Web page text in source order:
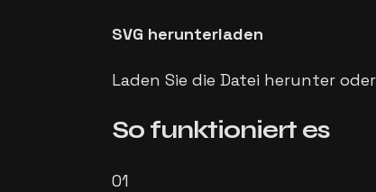
SVG herunterladen
Laden Sie die Datei herunter
So funktioniert es
01